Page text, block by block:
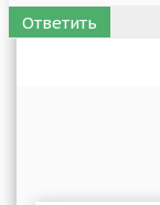
Ответить